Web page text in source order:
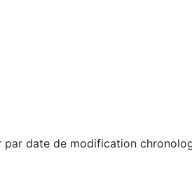
date de modification